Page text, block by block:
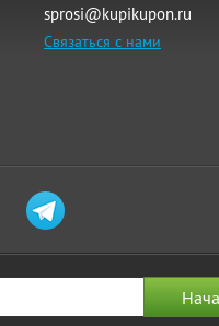
sprosi@kupikupon.ru
Связаться с нами